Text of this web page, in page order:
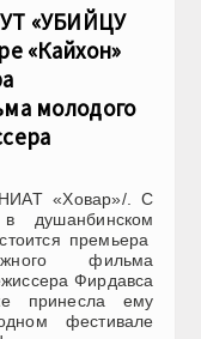
«УБИЙЦУ
«Кайхон»
молодого
«Ховар»/. С
премьера
фильма
Фирдавса
принесла ему
фестивале